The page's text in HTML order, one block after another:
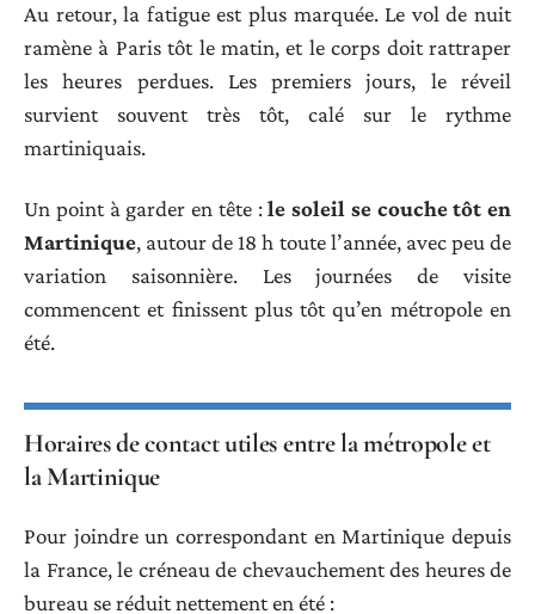
Au retour, la fatigue est plus marquée. Le vol de nuit
ramène à Paris tôt le matin, et le corps doit rattraper
les heures perdues. Les premiers jours, le réveil
survient souvent très tôt, calé sur le rythme
martiniquais.
Un point à garder en tête :le soleil se couche tôt en
Martinique, autour de 18 h toute l’année, avec peu de
variation saisonnière. Les journées de visite
commencent et finissent plus tôt qu’en métropole en
été.
Horaires de contact utiles entre la métropole et
la Martinique
Pour joindre un correspondant en Martinique depuis
la France, le créneau de chevauchement des heures de
bureau se réduit nettement en été :